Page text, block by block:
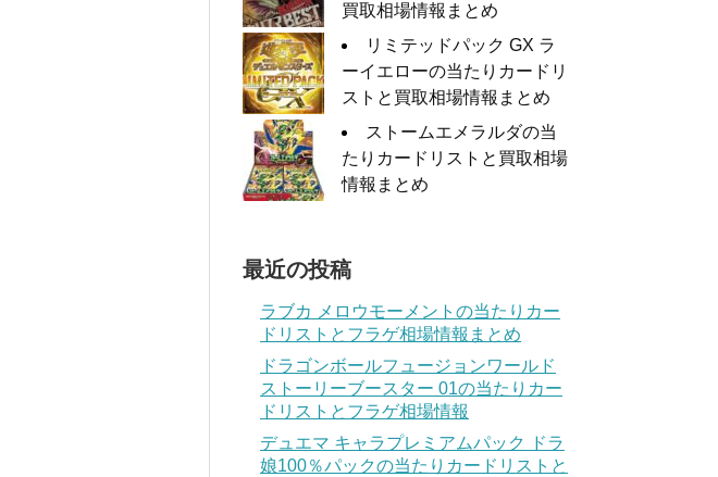
買取相場情報まとめ
リミテッドパック GX ラ
ーイエローの当たりカードリ
ストと買取相場情報まとめ
ストームエメラルダの当
たりカードリストと買取相場
情報まとめ
最近の投稿
ラブカ メロウモーメントの当たりカー
ドリストとフラゲ相場情報まとめ
ドラゴンボールフュージョンワールド
ストーリーブースター 01の当たりカー
ドリストとフラゲ相場情報
デュエマ キャラプレミアムパック ドラ
娘100％パックの当たりカードリストと